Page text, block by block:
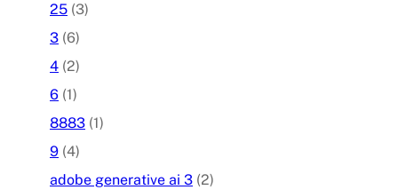
25 (3)
3 (6)
4 (2)
6 (1)
8883 (1)
9 (4)
adobe generative ai 3 (2)